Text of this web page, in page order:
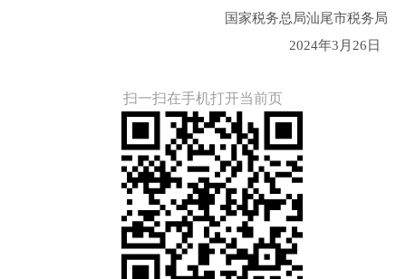
国家税务总局汕尾市税务局
2024年3月26日
扫一扫在手机打开当前页